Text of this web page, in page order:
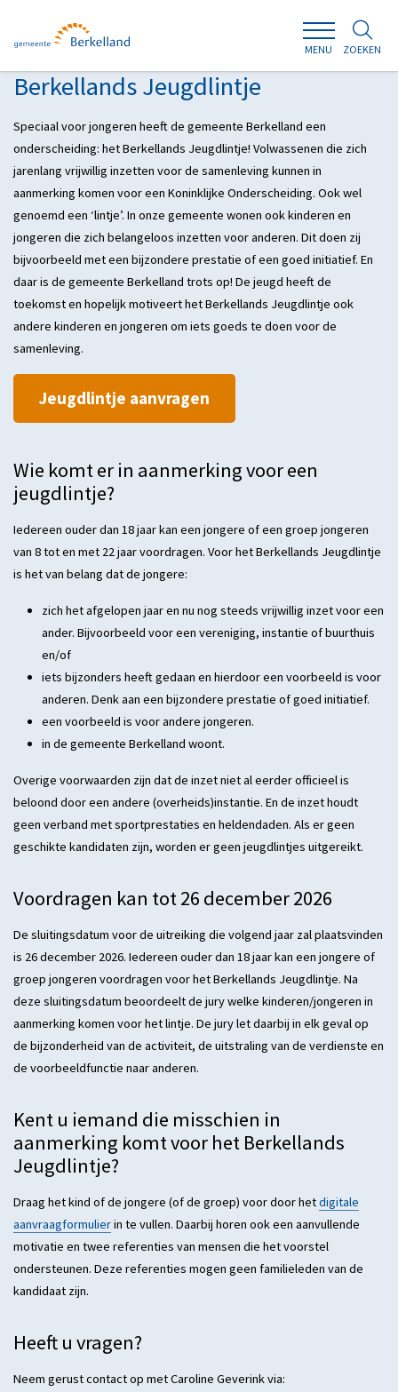
MENU ZOEKEN
Berkellands Jeugdlintje
Speciaal voor jongeren heeft de gemeente Berkelland een
onderscheiding: het Berkellands Jeugdlintje! Volwassenen die zich
jarenlang vrijwillig inzetten voor de samenleving kunnen in
aanmerking komen voor een Koninklijke Onderscheiding. Ook wel
genoemd een ‘lintje’. In onze gemeente wonen ook kinderen en
jongeren die zich belangeloos inzetten voor anderen. Dit doen zij
bijvoorbeeld met een bijzondere prestatie of een goed initiatief. En
daar is de gemeente Berkelland trots op! De jeugd heeft de
toekomst en hopelijk motiveert het Berkellands Jeugdlintje ook
andere kinderen en jongeren om iets goeds te doen voor de
samenleving.
Jeugdlintje aanvragen
Wie komt er in aanmerking voor een
jeugdlintje?
Iedereen ouder dan 18 jaar kan een jongere of een groep jongeren
van 8 tot en met 22 jaar voordragen. Voor het Berkellands Jeugdlintje
is het van belang dat de jongere:
zich het afgelopen jaar en nu nog steeds vrijwillig inzet voor een
ander. Bijvoorbeeld voor een vereniging, instantie of buurthuis
en/of
iets bijzonders heeft gedaan en hierdoor een voorbeeld is voor
anderen. Denk aan een bijzondere prestatie of goed initiatief.
een voorbeeld is voor andere jongeren.
in de gemeente Berkelland woont.
Overige voorwaarden zijn dat de inzet niet al eerder officieel is
beloond door een andere (overheids)instantie. En de inzet houdt
geen verband met sportprestaties en heldendaden. Als er geen
geschikte kandidaten zijn, worden er geen jeugdlintjes uitgereikt.
Voordragen kan tot 26 december 2026
De sluitingsdatum voor de uitreiking die volgend jaar zal plaatsvinden
is 26 december 2026. Iedereen ouder dan 18 jaar kan een jongere of
groep jongeren voordragen voor het Berkellands Jeugdlintje. Na
deze sluitingsdatum beoordeelt de jury welke kinderen/jongeren in
aanmerking komen voor het lintje. De jury let daarbij in elk geval op
de bijzonderheid van de activiteit, de uitstraling van de verdienste en
de voorbeeldfunctie naar anderen.
Kent u iemand die misschien in
aanmerking komt voor het Berkellands
Jeugdlintje?
Draag het kind of de jongere (of de groep) voor door hetdigitale
aanvraagformulierin te vullen. Daarbij horen ook een aanvullende
motivatie en twee referenties van mensen die het voorstel
ondersteunen. Deze referenties mogen geen familieleden van de
kandidaat zijn.
Heeft u vragen?
Neem gerust contact op met Caroline Geverink via: